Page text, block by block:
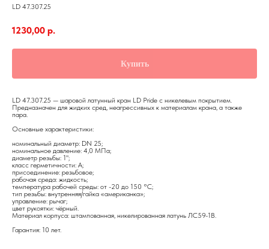
LD 47.307.25
1230,00 р.
Купить
LD 47.307.25 — шаровой латунный кран LD Pride с никелевым покрытием.
Предназначен для жидких сред, неагрессивных к материалам крана, а также
пара.
Основные характеристики:
номинальный диаметр: DN 25;
номинальное давление: 4,0 МПа;
диаметр резьбы: 1";
класс герметичности: А;
присоединение: резьбовое;
рабочая среда: жидкость;
температура рабочей среды: от -20 до 150 °С;
тип резьбы: внутренняя/гайка «американка»;
управление: рычаг;
цвет рукоятки: чёрный.
Материал корпуса: штампованная, никелированная латунь ЛС59-1В.
Гарантия: 10 лет.